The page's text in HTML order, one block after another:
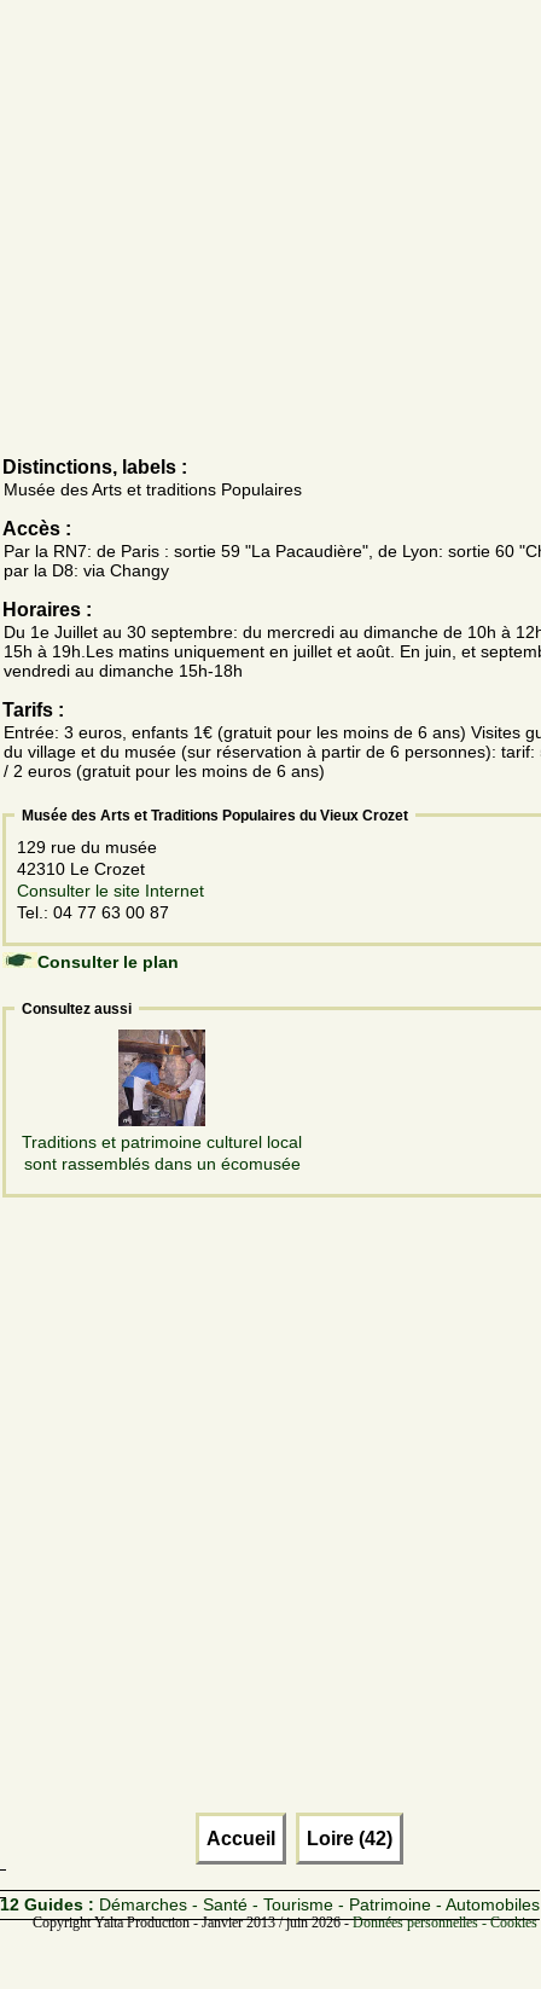
Distinctions, labels :
Musée des Arts et traditions Populaires
Accès :
Par la RN7: de Paris : sortie 59 "La Pacaudière", de Lyon: sortie 60
par la D8: via Changy
Horaires :
Du 1e Juillet au 30 septembre: du mercredi au dimanche de 10h à
15h à 19h.Les matins uniquement en juillet et août. En juin, et
vendredi au dimanche 15h-18h
Tarifs :
Entrée: 3 euros, enfants 1€ (gratuit pour les moins de 6 ans) Visites
du village et du musée (sur réservation à partir de 6 personnes): tarif:
/ 2 euros (gratuit pour les moins de 6 ans)
Musée des Arts et Traditions Populaires du Vieux Crozet
129 rue du musée
42310 Le Crozet
Consulter le site Internet
Tel.: 04 77 63 00 87
Consulter le plan
Consultez aussi
Traditions et patrimoine culturel local
sont rassemblés dans un écomusée
Accueil Loire (42)
12 Guides : Démarches - Santé - Tourisme - Patrimoine - Automobiles
Copyright Yalta Production - Janvier 2013 / juin 2026 -Données personnelles -